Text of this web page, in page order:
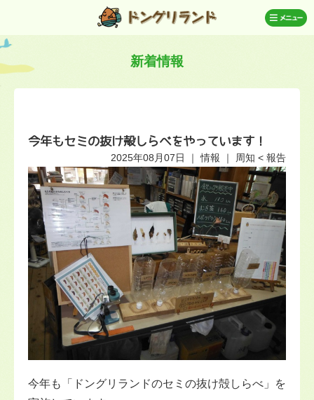
新着情報
今年もセミの抜け殻しらべをやっています！
2025年08月07日 ｜情報 ｜ 周知 < 報告
今年も「ドングリランドのセミの抜け殻しらべ」を